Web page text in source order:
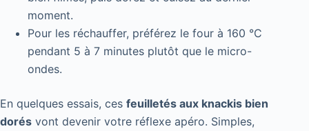
moment.
Pour les réchauffer, préférez le four à 160 °C
pendant 5 à 7 minutes plutôt que le micro-
ondes.
En quelques essais, ces feuilletés aux knackis bien
dorés vont devenir votre réflexe apéro. Simples,